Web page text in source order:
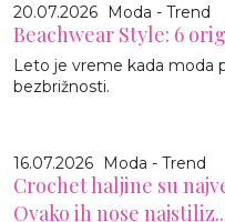
20.07.2026 Moda - Trend
Beachwear Style: 6
Leto je vreme kada moda
bezbrižnosti.
16.07.2026 Moda - Trend
Crochet haljine su
Ovako ih nose